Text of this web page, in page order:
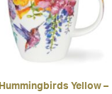
Hummingbirds Yellow –